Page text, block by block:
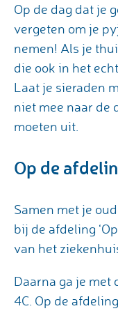
Op de dag dat je
vergeten om je
nemen! Als je
die ook in het
Laat je sieraden
niet mee naar de
moeten uit.
Op de
Samen met je
bij de afdeling
van het
Daarna ga je met
4C. Op de